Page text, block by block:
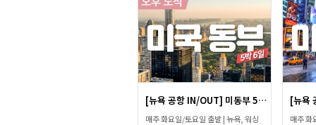
[뉴욕 공항 IN/OUT] 미동부 5박6일(...
매주 화요일/토요일 출발 | 뉴욕, 워싱
매주 화